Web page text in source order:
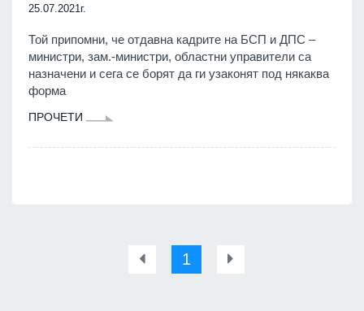
25.07.2021г.
Той припомни, че отдавна кадрите на БСП и ДПС –
министри, зам.-министри, областни управители са
назначени и сега се борят да ги узаконят под някаква
форма
ПРОЧЕТИ
1